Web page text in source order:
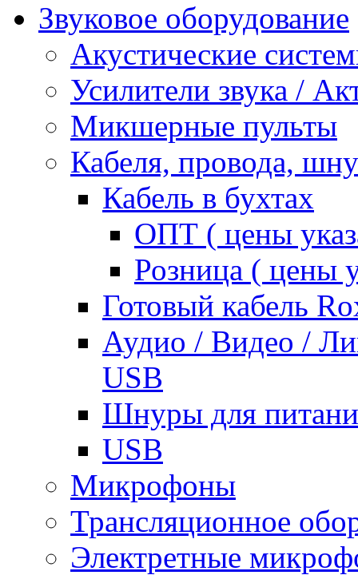
Звуковое оборудование
Акустические
Усилители звука /
Микшерные пульты
Кабеля, провода,
Кабель в бухтах
ОПТ ( цены
Розница ( цены
Готовый кабель
Аудио / Видео /
USB
Шнуры для
USB
Микрофоны
Трансляционное
Электретные